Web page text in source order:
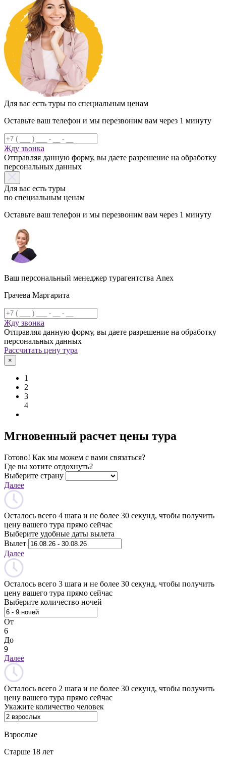
Для вас есть туры по специальным ценам
Оставьте ваш телефон и мы перезвоним вам через 1 минуту
Жду звонка
Отправляя данную форму, вы даете разрешение на обработку
персональных данных
Для вас есть туры
по специальным ценам
Оставьте ваш телефон и мы перезвоним вам через 1 минуту
Ваш персональный менеджер турагентства Anex
Грачева Маргарита
Жду звонка
Отправляя данную форму, вы даете разрешение на обработку
персональных данных
Рассчитать цену тура
×
1
2
3
4
Мгновенный расчет цены тура
Готово! Как мы можем с вами связаться?
Где вы хотите отдохнуть?
Выберите страну
Далее
Осталось всего 4 шага и не более 30 секунд, чтобы получить
цену вашего тура прямо сейчас
Выберите удобные даты вылета
Вылет
Далее
Осталось всего 3 шага и не более 30 секунд, чтобы получить
цену вашего тура прямо сейчас
Выберите количество ночей
От
6
До
9
Далее
Осталось всего 2 шага и не более 30 секунд, чтобы получить
цену вашего тура прямо сейчас
Укажите количество человек
Взрослые
Старше 18 лет